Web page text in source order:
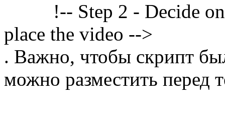
!-- Step 2 - Decide
place the video -->
. Важно, чтобы скрипт
можно разместить перед